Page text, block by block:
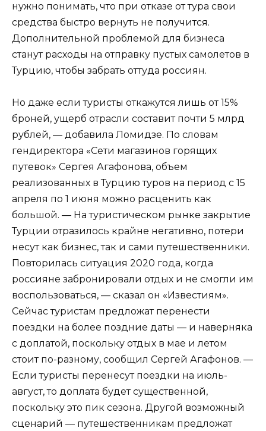
нужно понимать, что при отказе от тура свои
средства быстро вернуть не получится.
Дополнительной проблемой для бизнеса
станут расходы на отправку пустых самолетов в
Турцию, чтобы забрать оттуда россиян.
Но даже если туристы откажутся лишь от 15%
броней, ущерб отрасли составит почти 5 млрд
рублей, — добавила Ломидзе. По словам
гендиректора «Сети магазинов горящих
путевок» Сергея Агафонова, объем
реализованных в Турцию туров на период с 15
апреля по 1 июня можно расценить как
большой. — На туристическом рынке закрытие
Турции отразилось крайне негативно, потери
несут как бизнес, так и сами путешественники.
Повторилась ситуация 2020 года, когда
россияне забронировали отдых и не смогли им
воспользоваться, — сказал он «Известиям».
Сейчас туристам предложат перенести
поездки на более поздние даты — и наверняка
с доплатой, поскольку отдых в мае и летом
стоит по-разному, сообщил Сергей Агафонов. —
Если туристы перенесут поездки на июль-
август, то доплата будет существенной,
поскольку это пик сезона. Другой возможный
сценарий — путешественникам предложат